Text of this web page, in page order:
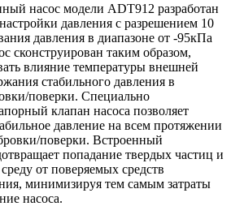
насос модели ADT912 разработан
давления с разрешением 10
давления в диапазоне от -95кПа
сконструирован таким образом,
влияние температуры внешней
стабильного давления в
поверки. Специально
клапан насоса позволяет
давление на всем протяжении
поверки. Встроенный
попадание твердых частиц и
от поверяемых средств
минимизируя тем самым затраты
насоса.